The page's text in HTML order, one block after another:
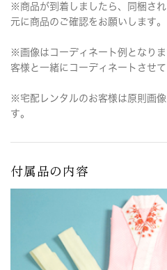
※商品が到着しましたら、同梱さ
元に商品のご確認をお願いします。
※画像はコーディネート例となり
客様と一緒にコーディネートさせて
※宅配レンタルのお客様は原則画
す。
付属品の内容